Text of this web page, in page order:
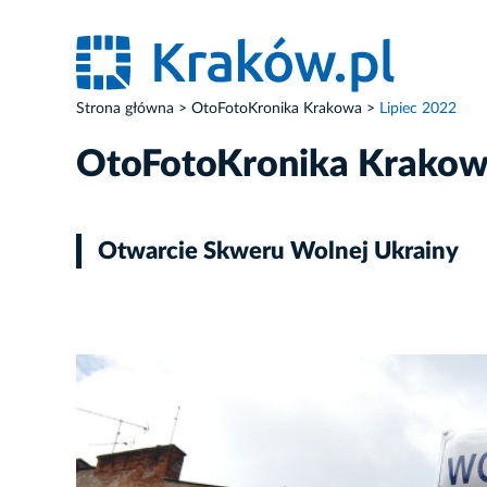
Strona główna OtoFotoKronika Krakowa Lipiec 2022
OtoFotoKronika
Otwarcie Skweru Wolnej Ukrainy